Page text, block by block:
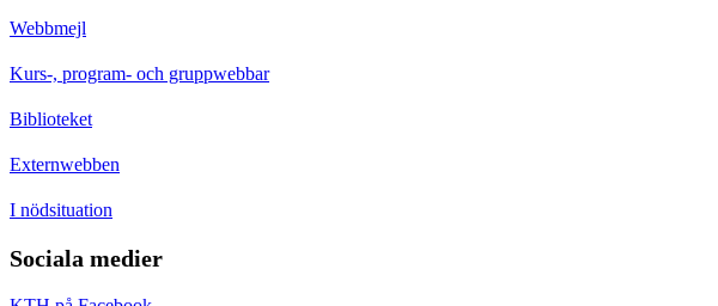
Webbmejl
Kurs-, program- och gruppwebbar
Biblioteket
Externwebben
I nödsituation
Sociala medier